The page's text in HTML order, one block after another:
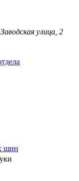
улица, 2
шин